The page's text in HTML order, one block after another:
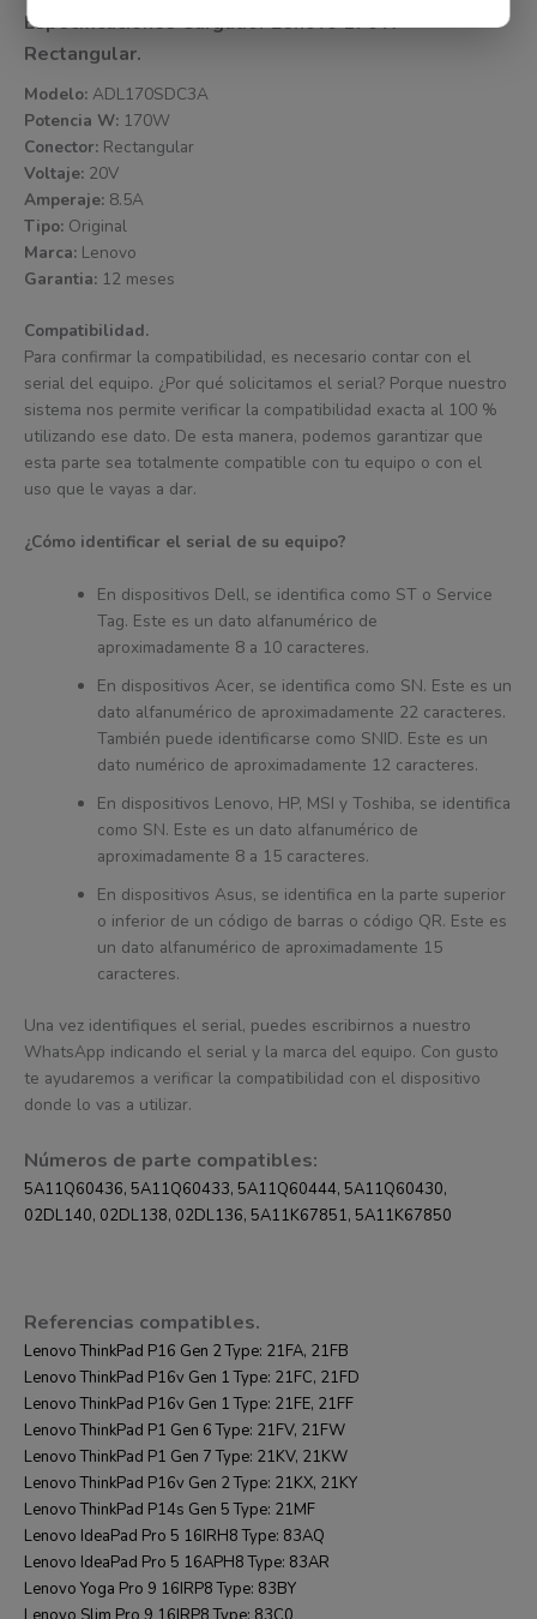
Especificaciones Cargador Lenovo 170W
Rectangular.
Modelo: ADL170SDC3A
Potencia W: 170W
Conector: Rectangular
Voltaje: 20V
Amperaje: 8.5A
Tipo: Original
Marca: Lenovo
Garantia: 12 meses
Compatibilidad.
Para confirmar la compatibilidad, es necesario contar con el
serial del equipo. ¿Por qué solicitamos el serial? Porque nuestro
sistema nos permite verificar la compatibilidad exacta al 100 %
utilizando ese dato. De esta manera, podemos garantizar que
esta parte sea totalmente compatible con tu equipo o con el
uso que le vayas a dar.
¿Cómo identificar el serial de su equipo?
En dispositivos Dell, se identifica como ST o Service
Tag. Este es un dato alfanumérico de
aproximadamente 8 a 10 caracteres.
En dispositivos Acer, se identifica como SN. Este es un
dato alfanumérico de aproximadamente 22 caracteres.
También puede identificarse como SNID. Este es un
dato numérico de aproximadamente 12 caracteres.
En dispositivos Lenovo, HP, MSI y Toshiba, se identifica
como SN. Este es un dato alfanumérico de
aproximadamente 8 a 15 caracteres.
En dispositivos Asus, se identifica en la parte superior
o inferior de un código de barras o código QR. Este es
un dato alfanumérico de aproximadamente 15
caracteres.
Una vez identifiques el serial, puedes escribirnos a nuestro
WhatsApp indicando el serial y la marca del equipo. Con gusto
te ayudaremos a verificar la compatibilidad con el dispositivo
donde lo vas a utilizar.
Números de parte compatibles:
5A11Q60436, 5A11Q60433, 5A11Q60444, 5A11Q60430,
02DL140, 02DL138, 02DL136, 5A11K67851, 5A11K67850
Referencias compatibles.
Lenovo ThinkPad P16 Gen 2 Type: 21FA, 21FB
Lenovo ThinkPad P16v Gen 1 Type: 21FC, 21FD
Lenovo ThinkPad P16v Gen 1 Type: 21FE, 21FF
Lenovo ThinkPad P1 Gen 6 Type: 21FV, 21FW
Lenovo ThinkPad P1 Gen 7 Type: 21KV, 21KW
Lenovo ThinkPad P16v Gen 2 Type: 21KX, 21KY
Lenovo ThinkPad P14s Gen 5 Type: 21MF
Lenovo IdeaPad Pro 5 16IRH8 Type: 83AQ
Lenovo IdeaPad Pro 5 16APH8 Type: 83AR
Lenovo Yoga Pro 9 16IRP8 Type: 83BY